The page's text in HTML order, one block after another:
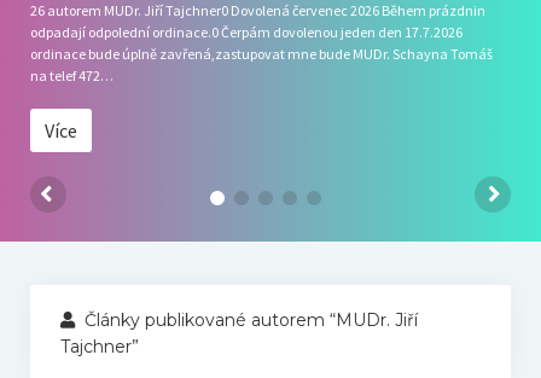
Odběr novinek
Ordinační hodiny
Náš tým
Odkazy
26 autorem MUDr. Jiří Tajchner0 Dovolená červenec 2026 Během prázdnin
odpadají odpolední ordinace.0 Čerpám dovolenou jeden den 17.7.2026
ordinace bude úplně zavřená,zastupovat mne bude MUDr. Schayna Tomáš
na telef 472…
Více
Články publikované autorem “MUDr. Jiří
Tajchner”